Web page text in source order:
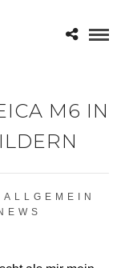
M6 IN
ALLGEMEIN